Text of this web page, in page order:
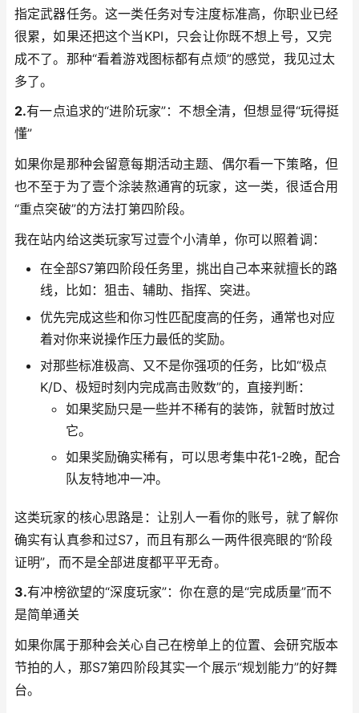
指定武器任务。这一类任务对专注度标准高，你职业已经
很累，如果还把这个当KPI，只会让你既不想上号，又完
成不了。那种“看着游戏图标都有点烦”的感觉，我见过太
多了。
2.有一点追求的“进阶玩家”：不想全清，但想显得“玩得挺
懂”
如果你是那种会留意每期活动主题、偶尔看一下策略，但
也不至于为了壹个涂装熬通宵的玩家，这一类，很适合用
“重点突破”的方法打第四阶段。
我在站内给这类玩家写过壹个小清单，你可以照着调：
在全部S7第四阶段任务里，挑出自己本来就擅长的路
线，比如：狙击、辅助、指挥、突进。
优先完成这些和你习性匹配度高的任务，通常也对应
着对你来说操作压力最低的奖励。
对那些标准极高、又不是你强项的任务，比如“极点
K/D、极短时刻内完成高击败数”的，直接判断：
如果奖励只是一些并不稀有的装饰，就暂时放过
它。
如果奖励确实稀有，可以思考集中花1-2晚，配合
队友特地冲一冲。
这类玩家的核心思路是：让别人一看你的账号，就了解你
确实有认真参和过S7，而且有那么一两件很亮眼的“阶段
证明”，而不是全部进度都平平无奇。
3.有冲榜欲望的“深度玩家”：你在意的是“完成质量”而不
是简单通关
如果你属于那种会关心自己在榜单上的位置、会研究版本
节拍的人，那S7第四阶段其实一个展示“规划能力”的好舞
台。